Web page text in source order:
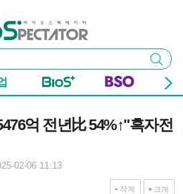
펙테이터
검색
억 전년比 54%↑"흑자전
02-06 11:13
작게 크게